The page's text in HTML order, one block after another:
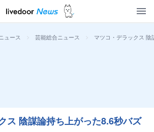
ュース > 芸能総合ニュース > マツコ・デラックス
ス 陰謀論持ち上がった8.6秒バズ